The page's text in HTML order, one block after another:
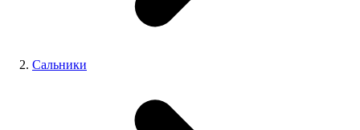
Сальники